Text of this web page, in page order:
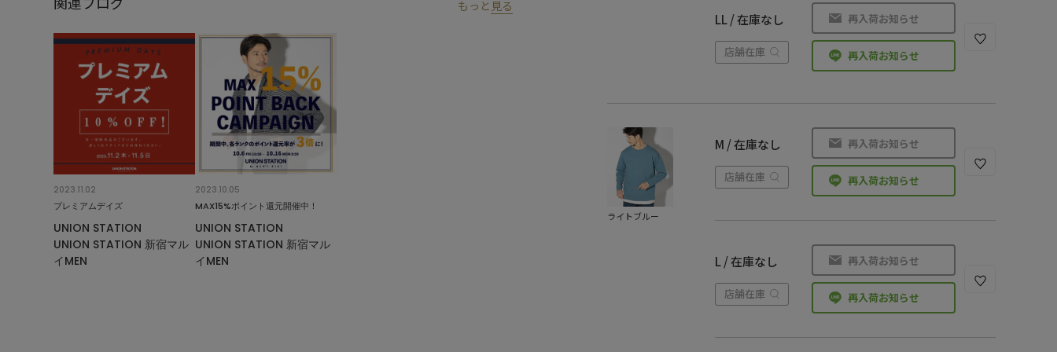
もっと 見る
2023.11.02
プレミアムデイズ
UNION STATION
UNION STATION 新宿マル
イMEN
2023.10.05
MAX15%ポイント還元開催中！
UNION STATION
UNION STATION 新宿マル
イMEN
LL / 在庫なし
店舗在庫
再入荷お知らせ
再入荷お知らせ
ライトブルー
M / 在庫なし
店舗在庫
再入荷お知らせ
再入荷お知らせ
L / 在庫なし
店舗在庫
再入荷お知らせ
再入荷お知らせ